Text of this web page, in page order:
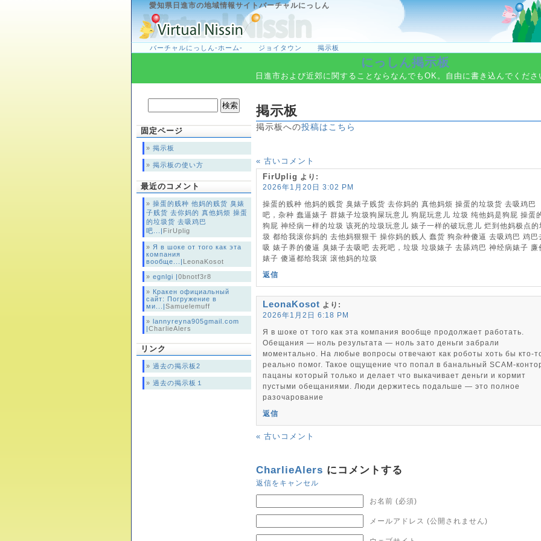
愛知県日進市の地域情報サイトバーチャルにっしん
バーチャルにっしん-ホーム- ジョイタウン 掲示板
にっしん掲示板
日進市および近郊に関することならなんでもOK。自由に書き込んでくださ
固定ページ
掲示板
掲示板の使い方
最近のコメント
操蛋的贱种 他妈的贱货 臭婊
子贱货 去你妈的 真他妈烦 操蛋
的垃圾货 去吸鸡巴
吧...| FirUplig
Я в шоке от того как эта
компания
вообще...| LeonaKosot
egnlgi |0bnotf3r8
Кракен официальный
сайт: Погружение в
ми...|Samuelemuff
lannyreyna905gmail.com
|CharlieAlers
リンク
過去の掲示板2
過去の掲示板１
掲示板
掲示板への投稿はこちら
« 古いコメント
FirUplig より:
2026年1月20日 3:02 PM
操蛋的贱种 他妈的贱货 臭婊子贱货 去你妈的 真他妈烦 操蛋的垃圾货 去吸鸡巴
吧，杂种 蠢逼婊子 群婊子垃圾狗屎玩意儿 狗屁玩意儿 垃圾 纯他妈是狗屁 操蛋
狗屁 神经病一样的垃圾 该死的垃圾玩意儿 婊子一样的破玩意儿 烂到他妈极点的
圾 都给我滚你妈的 去他妈狠狠干 操你妈的贱人 蠢货 狗杂种傻逼 去吸鸡巴 鸡巴
吸 婊子养的傻逼 臭婊子去吸吧 去死吧，垃圾 垃圾婊子 去舔鸡巴 神经病婊子 廉
婊子 傻逼都给我滚 滚他妈的垃圾
返信
LeonaKosot より:
2026年1月2日 6:18 PM
Я в шоке от того как эта компания вообще продолжает работать.
Обещания — ноль результата — ноль зато деньги забрали
моментально. На любые вопросы отвечают как роботы хоть бы кто-
реально помог. Такое ощущение что попал в банальный SCAM-
пацаны который только и делает что выкачивает деньги и кормит
пустыми обещаниями. Люди держитесь подальше — это полное
разочарование
返信
« 古いコメント
CharlieAlers にコメントする
返信をキャンセル
お名前 (必須)
メールアドレス (公開されません)